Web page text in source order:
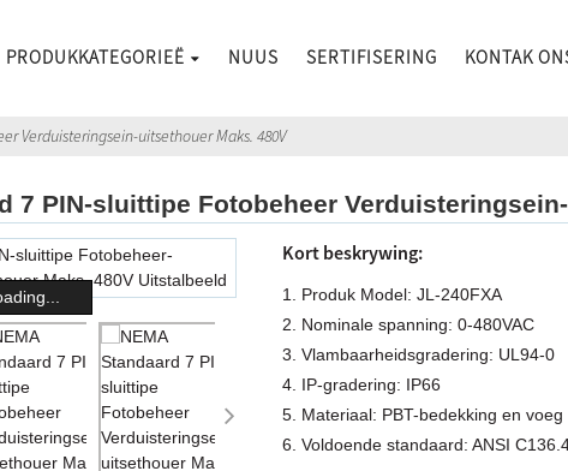
PRODUKKATEGORIEË NUUS SERTIFISERING KONTAK
Verduisteringsein-uitsethouer Maks. 480V
7 PIN-sluittipe Fotobeheer
Kort beskrywing:
1. Produk Model: JL-240FXA
2. Nominale spanning: 0-480VAC
3. Vlambaarheidsgradering: UL94-0
4. IP-gradering: IP66
5. Materiaal: PBT-bedekking en
6. Voldoende standaard: ANSI